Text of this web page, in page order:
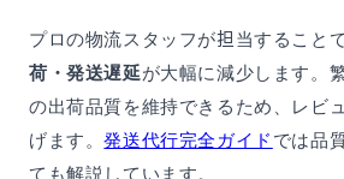
プロの物流スタッフが担当することで
荷・発送遅延が大幅に減少します。
の出荷品質を維持できるため、レビ
げます。発送代行完全ガイド では品
ても解説しています。